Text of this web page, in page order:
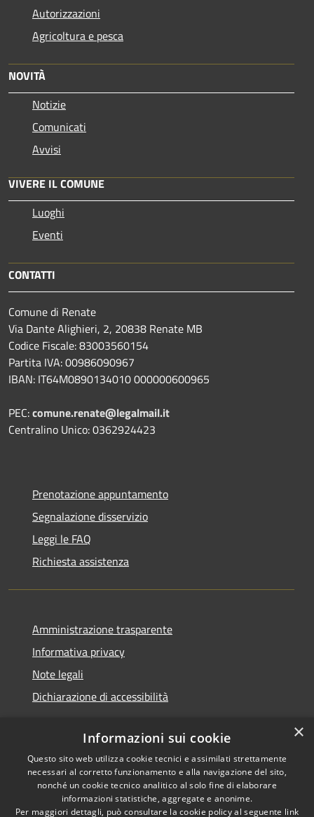
Autorizzazioni
Agricoltura e pesca
NOVITÀ
Notizie
Comunicati
Avvisi
VIVERE IL COMUNE
Luoghi
Eventi
CONTATTI
Comune di Renate
Via Dante Alighieri, 2, 20838 Renate MB
Codice Fiscale: 83003560154
Partita IVA: 00986090967
IBAN: IT64M0890134010 000000600965
PEC:comune.renate@legalmail.it
Centralino Unico: 0362924423
Prenotazione appuntamento
Segnalazione disservizio
Leggi le FAQ
Richiesta assistenza
Amministrazione trasparente
Informativa privacy
Note legali
Dichiarazione di accessibilità
RSS
Accessibilità
Copyright © 2026 • Comune di
Renate • Powered by
Municipium•Accesso
×
Informazioni sui cookie
Questo sito web utilizza cookie tecnici e assimilati strettamente
necessari al corretto funzionamento e alla navigazione del sito,
nonché un cookie tecnico analitico al solo fine di elaborare
informazioni statistiche, aggregate e anonime.
Per maggiori dettagli, può consultare la cookie policy al seguente link